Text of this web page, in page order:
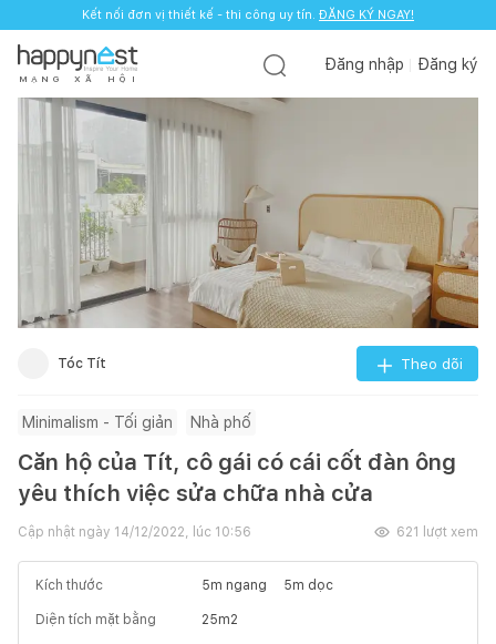
Kết nối đơn vị thiết kế - thi công uy tín. ĐĂNG KÝ NGAY!
M Ạ N G X Ã H Ộ I
Đăng nhập Đăng ký
Tóc Tít Theo dõi
Minimalism - Tối giản Nhà phố
Căn hộ của Tít, cô gái có cái cốt đàn ông
yêu thích việc sửa chữa nhà cửa
Cập nhật ngày 14/12/2022, lúc 10:56 621 lượt xem
Kích thước 5m ngang 5m dọc
Diện tích mặt bằng 25m2